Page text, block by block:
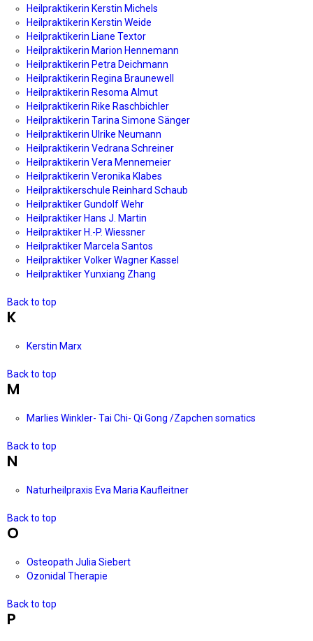
Heilpraktikerin Kerstin Michels
Heilpraktikerin Kerstin Weide
Heilpraktikerin Liane Textor
Heilpraktikerin Marion Hennemann
Heilpraktikerin Petra Deichmann
Heilpraktikerin Regina Braunewell
Heilpraktikerin Resoma Almut
Heilpraktikerin Rike Raschbichler
Heilpraktikerin Tarina Simone Sänger
Heilpraktikerin Ulrike Neumann
Heilpraktikerin Vedrana Schreiner
Heilpraktikerin Vera Mennemeier
Heilpraktikerin Veronika Klabes
Heilpraktikerschule Reinhard Schaub
Heilpraktiker Gundolf Wehr
Heilpraktiker Hans J. Martin
Heilpraktiker H.-P. Wiessner
Heilpraktiker Marcela Santos
Heilpraktiker Volker Wagner Kassel
Heilpraktiker Yunxiang Zhang
Back to top
K
Kerstin Marx
Back to top
M
Marlies Winkler- Tai Chi- Qi Gong /Zapchen somatics
Back to top
N
Naturheilpraxis Eva Maria Kaufleitner
Back to top
O
Osteopath Julia Siebert
Ozonidal Therapie
Back to top
P